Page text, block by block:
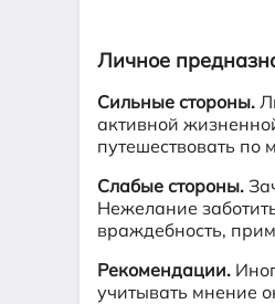
Личное
Сильные стороны.
активной
путешествовать
Слабые стороны.
Нежелание
враждебность,
Рекомендации.
учитывать мнение